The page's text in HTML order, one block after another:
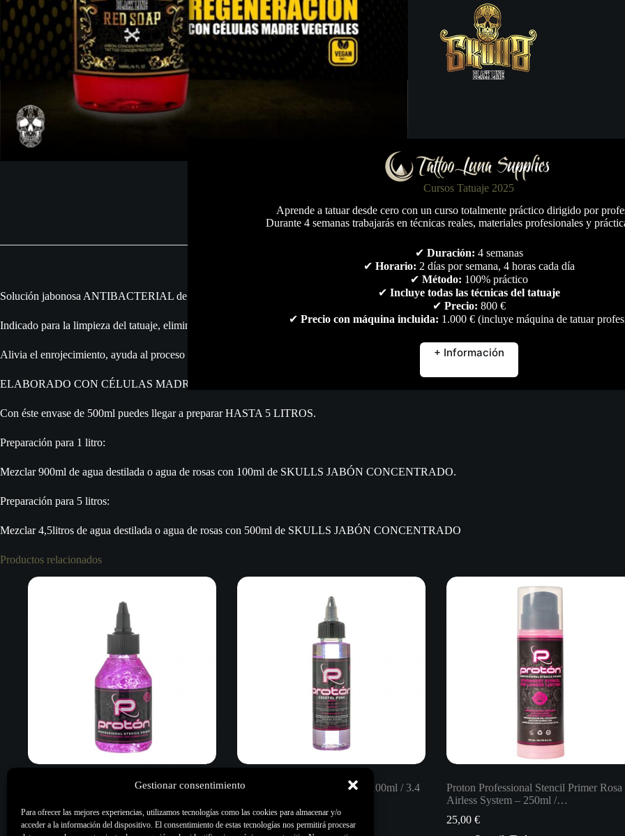
Gestionar consentimiento
Para ofrecer las mejores experiencias, utilizamos tecnologías como las cookies para almacenar y/o
acceder a la información del dispositivo. El consentimiento de estas tecnologías nos permitirá procesar
Descripción Marca Valoraciones (0)
Solución jabonosa ANTIBACTERIAL de alta eficacia.
Indicado para la limpieza del tatuaje, eliminando de la piel el exceso de tinta y vaselina.
Alivia el enrojecimiento, ayuda al proceso de curación, reduce el dolor e inflamación.
ELABORADO CON CÉLULAS MADRE VEGETALES.
Con éste envase de 500ml puedes llegar a preparar HASTA 5 LITROS.
Preparación para 1 litro:
Mezclar 900ml de agua destilada o agua de rosas con 100ml de SKULLS JABÓN CONCENTRADO.
Preparación para 5 litros:
Mezclar 4,5litros de agua destilada o agua de rosas con 500ml de SKULLS JABÓN CONCENTRADO
Productos relacionados
Proton Professional Stencil Primer Rosa –
13,00
Proton Cristal Pink – Mixer – 100ml / 3.4
11,00 €
Proton Professional Stencil Primer Rosa
Airless System – 250ml /…
25,00 €
Cursos Tatuaje 2025
Aprende a tatuar desde cero con un curso totalmente práctico dirigido por
Durante 4 semanas trabajarás en técnicas reales, materiales profesionales y
✔ Duración: 4 semanas
✔ Horario: 2 días por semana, 4 horas cada día
✔ Método: 100% práctico
✔ Incluye todas las técnicas del tatuaje
✔ Precio: 800 €
✔ Precio con máquina incluida: 1.000 € (incluye máquina de tatuar
+ Información